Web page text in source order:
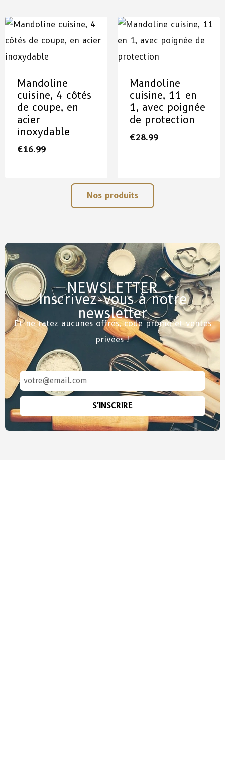
Mandoline
cuisine, 4 côtés
de coupe, en
acier
inoxydable
€16.99
Mandoline
cuisine, 11 en
1, avec poignée
de protection
€28.99
Nos produits
NEWSLETTER
Inscrivez-vous à notre
newsletter
Et ne ratez aucunes offres, code promo et ventes
privées !
S'INSCRIRE